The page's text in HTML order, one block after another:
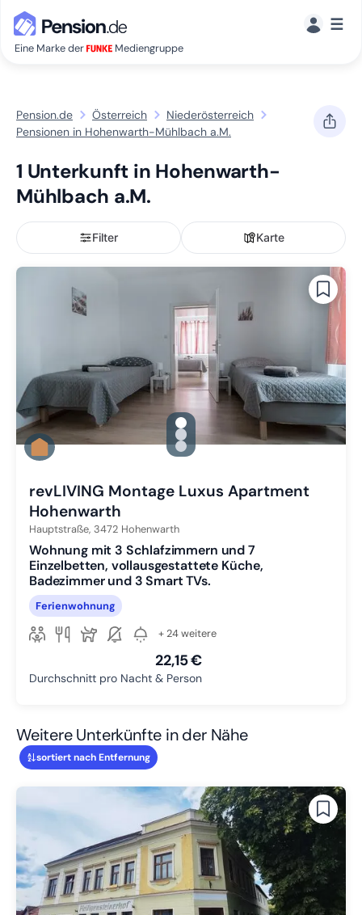
Eine Marke der Mediengruppe
☰
Pension.de Österreich
Niederösterreich
Pensionen in Hohenwarth-Mühlbach a.M.
1 Unterkunft in Hohenwarth-
Mühlbach a.M.
Filter Karte
gallery.slide_selector
Zu Slide 1 wechseln
Zu Slide 2 wechseln
Zu Slide 3 wechseln
revLIVING Montage Luxus Apartment
Hohenwarth
Hauptstraße, 3472 Hohenwarth
Wohnung mit 3 Schlafzimmern und 7
Einzelbetten, vollausgestattete Küche,
Badezimmer und 3 Smart TVs.
Ferienwohnung
+ 24 weitere
22,15 €
Durchschnitt pro Nacht & Person
Weitere Unterkünfte in der Nähe
sortiert nach Entfernung